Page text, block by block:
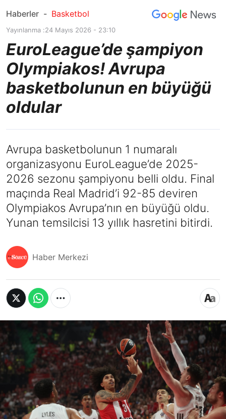
Haberler - Basketbol
Yayınlanma :24 Mayıs 2026 - 23:10
EuroLeague’de şampiyon
Olympiakos! Avrupa
basketbolunun en büyüğü
oldular
Avrupa basketbolunun 1 numaralı
organizasyonu EuroLeague’de 2025-
2026 sezonu şampiyonu belli oldu. Final
maçında Real Madrid’i 92-85 deviren
Olympiakos Avrupa’nın en büyüğü oldu.
Yunan temsilcisi 13 yıllık hasretini bitirdi.
Haber Merkezi